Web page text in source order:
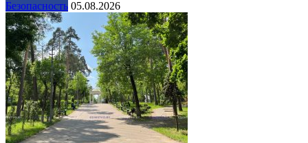
Безопасность 05.08.2026